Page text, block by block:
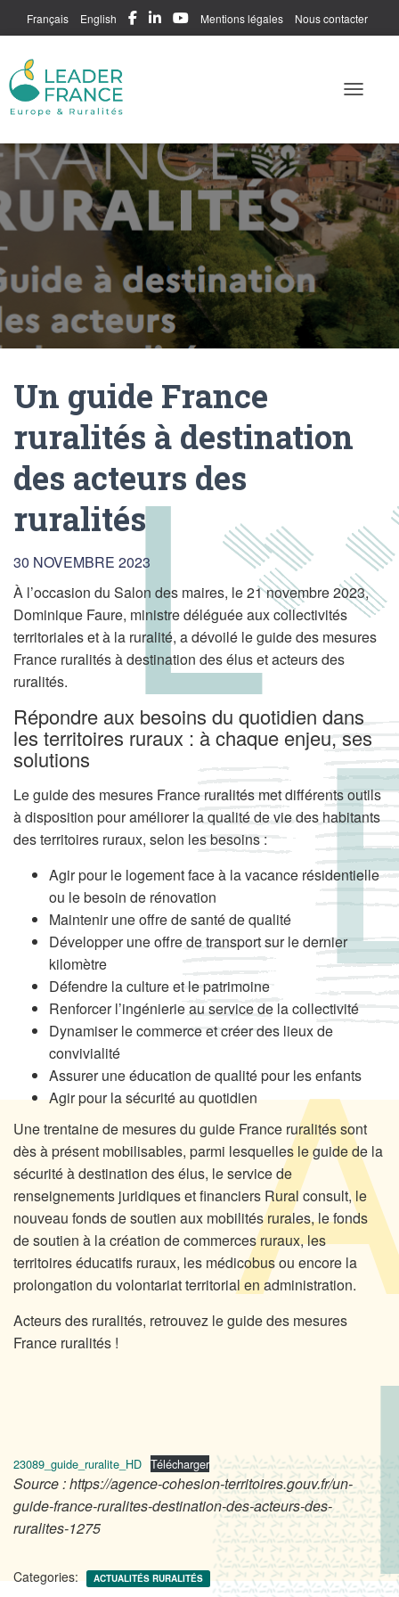
Français English Mentions légales Nous contacter
Un guide France
ruralités à destination
des acteurs des
ruralités
30 NOVEMBRE 2023
À l’occasion du Salon des maires, le 21 novembre 2023,
Dominique Faure, ministre déléguée aux collectivités
territoriales et à la ruralité, a dévoilé le guide des mesures
France ruralités à destination des élus et acteurs des
ruralités.
Répondre aux besoins du quotidien dans
les territoires ruraux : à chaque enjeu, ses
solutions
Le guide des mesures France ruralités met différents outils
à disposition pour améliorer la qualité de vie des habitants
des territoires ruraux, selon les besoins :
Agir pour le logement face à la vacance résidentielle
ou le besoin de rénovation
Maintenir une offre de santé de qualité
Développer une offre de transport sur le dernier
kilomètre
Défendre la culture et le patrimoine
Renforcer l’ingénierie au service de la collectivité
Dynamiser le commerce et créer des lieux de
convivialité
Assurer une éducation de qualité pour les enfants
Agir pour la sécurité au quotidien
Une trentaine de mesures du guide France ruralités sont
dès à présent mobilisables, parmi lesquelles le guide de la
sécurité à destination des élus, le service de
renseignements juridiques et financiers Rural consult, le
nouveau fonds de soutien aux mobilités rurales, le fonds
de soutien à la création de commerces ruraux, les
territoires éducatifs ruraux, les médicobus ou encore la
prolongation du volontariat territorial en administration.
Acteurs des ruralités, retrouvez le guide des mesures
France ruralités !
23089_guide_ruralite_HD Télécharger
Source : https://agence-cohesion-territoires.gouv.fr/un-
guide-france-ruralites-destination-des-acteurs-des-
ruralites-1275
Categories: ACTUALITÉS RURALITÉS